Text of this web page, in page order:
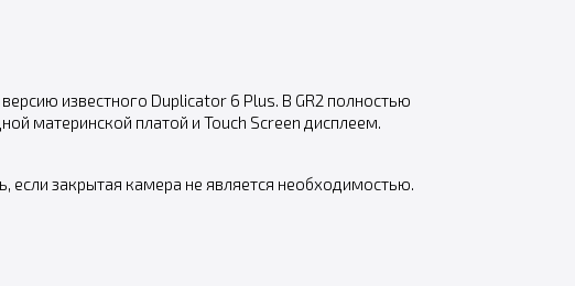
известного Duplicator 6 Plus. В GR2 полностью
материнской платой и Touch Screen дисплеем.
если закрытая камера не является необходимостью.